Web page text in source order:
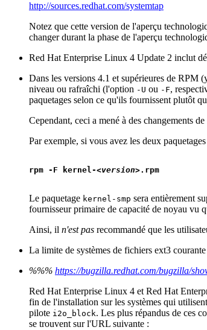
http://sources.redhat.com/systemtap
Notez que cette version de l'aperçu
changer durant la phase de l'aperçu
Red Hat Enterprise Linux 4 Update 2 inclut
Dans les versions 4.1 et supérieures de RPM
niveau ou rafraîchi (l'option -U ou -F,
paquetages selon ce qu'ils fournissent plutôt
Cependant, ceci a mené à des changements
Par exemple, si vous avez les deux paquetages
rpm -F kernel-<version
Le paquetage kernel-smp sera entièrement
fournisseur primaire de capacité de noyau vu
Ainsi, il n'est pas recommandé que les
La limite de systèmes de fichiers ext3
%%% https://bugzilla.redhat.com/bugzilla/
Red Hat Enterprise Linux 4 et Red Hat
fin de l'installation sur les systèmes qui
pilote i2o_block. Les plus répandus de ces
se trouvent sur l'URL suivante :